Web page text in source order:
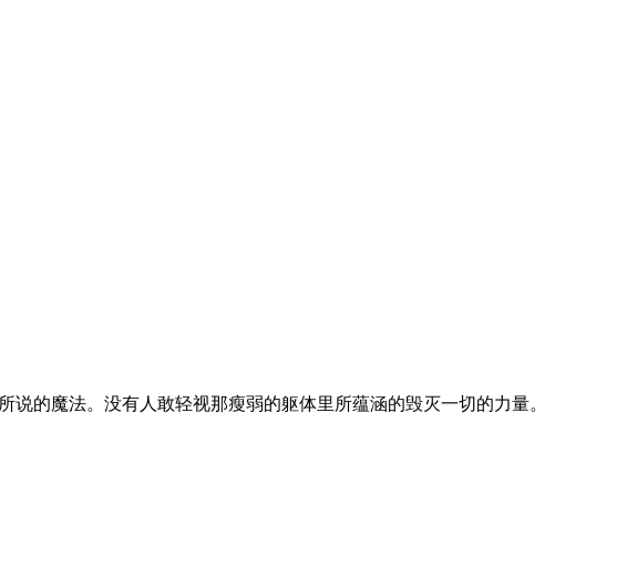
的魔法。没有人敢轻视那瘦弱的躯体里所蕴涵的毁灭一切的力量。